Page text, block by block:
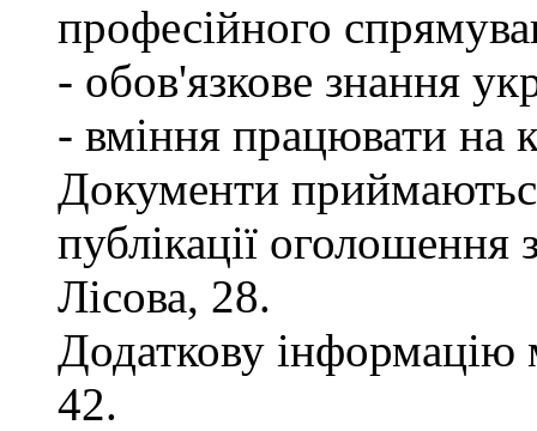
професійного
- обов'язкове знання
- вміння працювати на
Документи
публікації оголошення
Лісова, 28.
Додаткову
42.